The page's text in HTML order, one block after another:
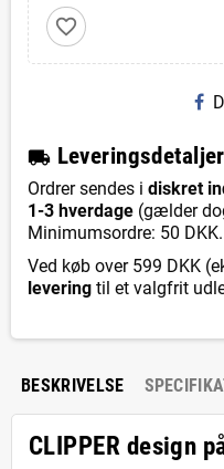
favorite_border
local_shipping Leveringsdetaljer
Ordrer sendes i diskret
1-3 hverdage (gælder
Minimumsordre: 50 DKK.
Ved køb over 599 DKK
levering til et valgfrit
BESKRIVELSE
CLIPPER design